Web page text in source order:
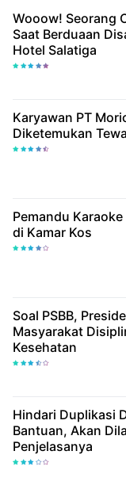
Wooow! Seorang
Saat Berduaan
Hotel Salatiga
Karyawan PT
Diketemukan
Pemandu
di Kamar Kos
Soal PSBB,
Masyarakat
Kesehatan
Hindari Duplikasi
Bantuan, Akan
Penjelasanya